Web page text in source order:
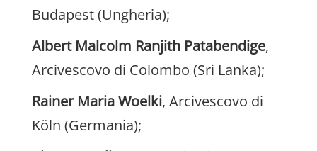
Budapest (Ungheria);
Albert Malcolm Ranjith Patabendige,
Arcivescovo di Colombo (Sri Lanka);
Rainer Maria Woelki, Arcivescovo di
Köln (Germania);